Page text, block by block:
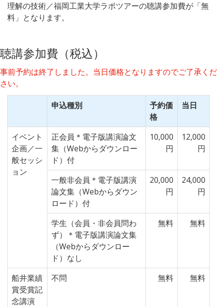
理解の技術／福岡工業大学ラボツアーの聴講参加費が「無
料」となります。
聴講参加費（税込）
事前予約は終了しました。当日価格となりますのでご了承くだ
さい。
申込種別
予約価
格
当日
イベント
企画／一
般セッシ
ョン
正会員＊電子版講演論文
集（Webからダウンロー
ド）付
10,000
円
12,000
円
一般非会員＊電子版講演
論文集（Webからダウン
ロード）付
20,000
円
24,000
円
学生（会員・非会員問わ
ず）＊電子版講演論文集
（Webからダウンロー
ド）なし
無料 無料
船井業績
賞受賞記
念講演
不問 無料 無料